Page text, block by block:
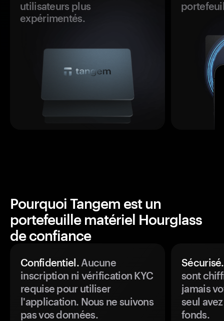
utilisateurs plus
expérimentés.
Pourquoi Tangem est un
portefeuille matériel Hourglass
de confiance
Confidentiel.Aucune
inscription ni vérification KYC
requise pour utiliser
l'application. Nous ne suivons
pas vos données.
Sécurisé.
sont
jamais
seul
fonds.